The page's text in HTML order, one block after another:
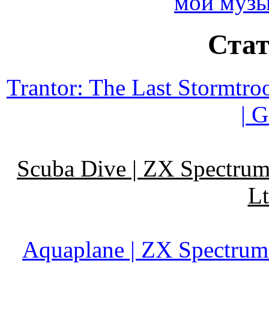
Trantor: The Last
|
Scuba Dive | ZX
Aquaplane | ZX